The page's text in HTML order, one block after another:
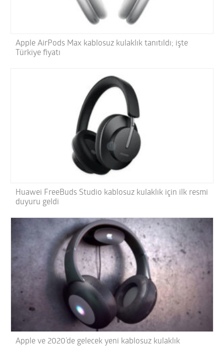
Apple AirPods Max kablosuz kulaklık tanıtıldı; işte
Türkiye fiyatı
Huawei FreeBuds Studio kablosuz kulaklık için ilk resmi
duyuru geldi
Apple ve 2020’de gelecek yeni kablosuz kulaklık